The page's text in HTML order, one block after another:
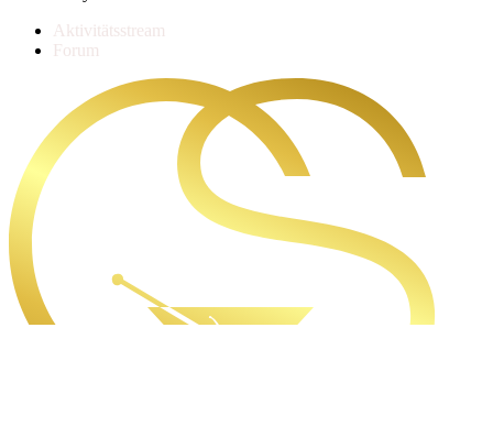
Aktivitätsstream
Forum